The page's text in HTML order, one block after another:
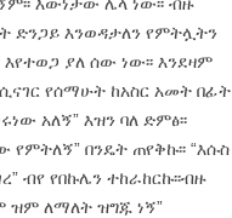
ድንጋይ እንወዳታለን የምትሏትን
ያለ ሰው ነው፡፡ እንደዛም
የሰማሁት ከአስር አመት በፊት
አለኝ” እዝን ባለ ድምፅ፡፡
በንዴት ጠየቅኩ፡፡ “እሱስ
ብየ የበኩሌን ተከራከርኩ፡፡ብዙ
ዝም ለማለት ዝግጁ ነኝ”